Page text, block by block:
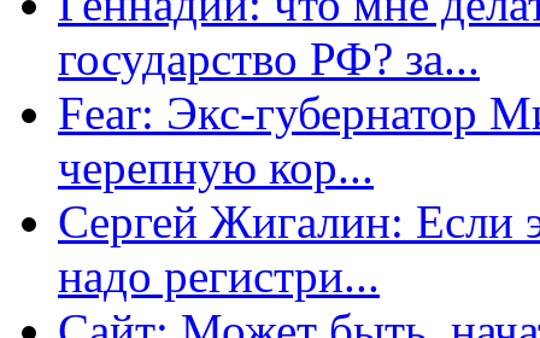
государство РФ? за...
Fear: Экс-губернатор
черепную кор...
Сергей Жигалин: Если
надо регистри...